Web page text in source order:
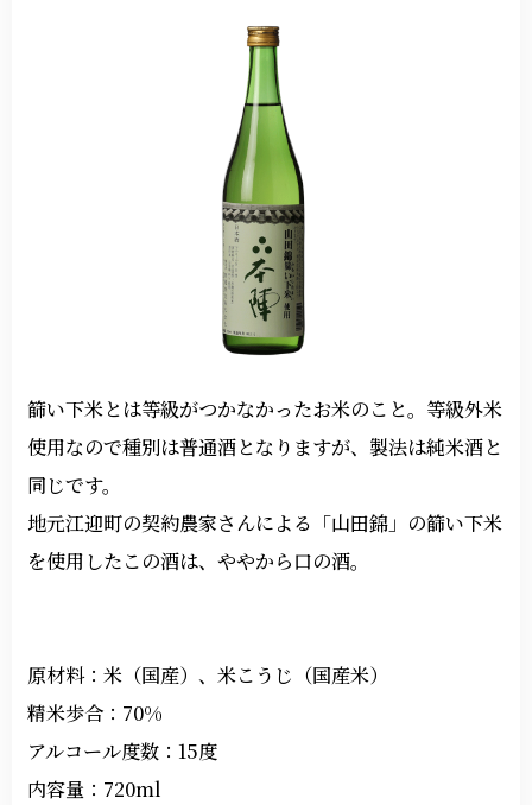
篩い下米とは等級がつかなかったお米のこと。等級外米
使用なので種別は普通酒となりますが、製法は純米酒と
同じです。
地元江迎町の契約農家さんによる「山田錦」の篩い下米
を使用したこの酒は、ややから口の酒。
原材料：米（国産）、米こうじ（国産米）
精米歩合：70%
アルコール度数：15度
内容量：720ml